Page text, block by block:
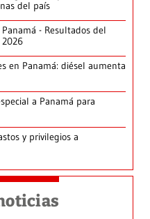
del país
- Resultados del
en Panamá: diésel aumenta
a Panamá para
y privilegios a